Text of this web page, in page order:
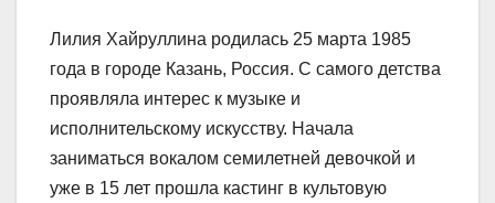
Лилия Хайруллина родилась 25 марта 1985
года в городе Казань, Россия. С самого детства
проявляла интерес к музыке и
исполнительскому искусству. Начала
заниматься вокалом семилетней девочкой и
уже в 15 лет прошла кастинг в культовую